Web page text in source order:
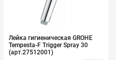
Лейка гигиеническая GROHE
Tempesta-F Trigger Spray 30
(арт.27512001)